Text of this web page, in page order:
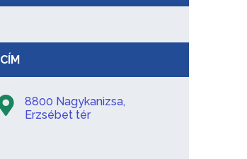
CÍM
8800 Nagykanizsa,
Erzsébet tér